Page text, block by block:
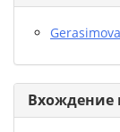
Вхождение